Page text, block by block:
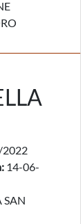
14-06-
SAN